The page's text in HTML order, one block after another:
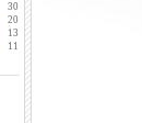
30
20
13
11